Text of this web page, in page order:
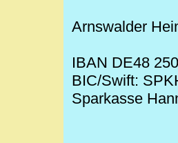
Arnswalder
IBAN DE48
BIC/Swift:
Sparkasse